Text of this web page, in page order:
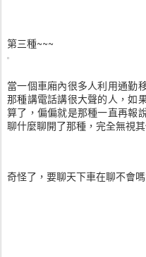
第三種~~~
當一個車廂內很多人利用通勤
那種講電話講很大聲的人，如
算了，偏偏就是那種一直再報
聊什麼聊開了那種，完全無視
奇怪了，要聊天下車在聊不會